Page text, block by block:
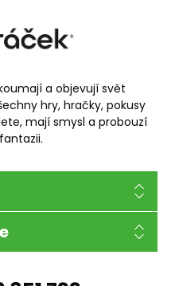
a objevují svět
hry, hračky, pokusy
mají smysl a probouzí